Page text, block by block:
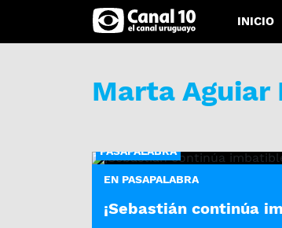
INICIO
Marta Aguiar
PASAPALABRA
EN PASAPALABRA
¡Sebastián continúa